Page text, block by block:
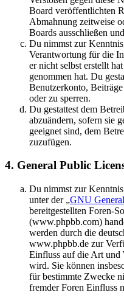
Board veröffentlichten
Abmahnung zeitweise
Boards ausschließen
Du nimmst zur
Verantwortung für die
er nicht selbst erstellt
genommen hat. Du
Benutzerkonto,
oder zu sperren.
Du gestattest dem
abzuändern, sofern sie
geeignet sind, dem
zuzufügen.
4. General Public
Du nimmst zur
unter der „GNU
bereitgestellten Foren-
(www.phpbb.com)
werden durch die
www.phpbb.de zur
Einfluss auf die Art und
wird. Sie können
für bestimmte Zwecke
fremder Foren Einfluss